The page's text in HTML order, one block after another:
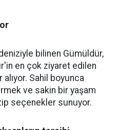
bilinen Gümüldür,
en çok ziyaret edilen
Sahil boyunca
ve sakin bir yaşam
seçenekler sunuyor.